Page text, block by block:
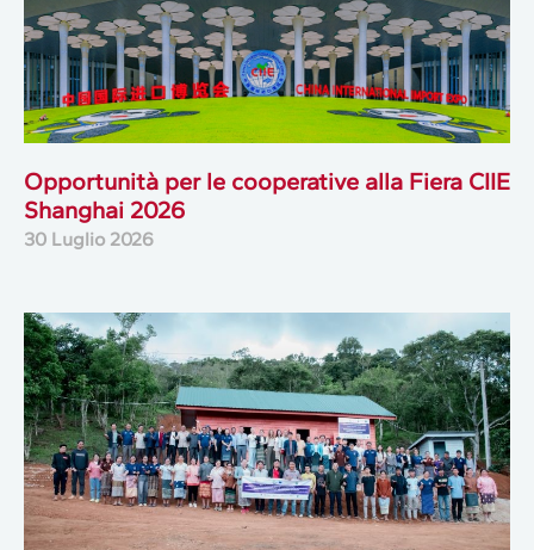
Opportunità per le cooperative alla Fiera CIIE
Shanghai 2026
30 Luglio 2026